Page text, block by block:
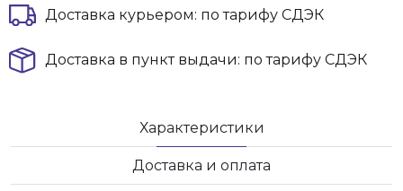
Доставка курьером: по тарифу СДЭК
Доставка в пункт выдачи: по тарифу СДЭК
Характеристики
Доставка и оплата